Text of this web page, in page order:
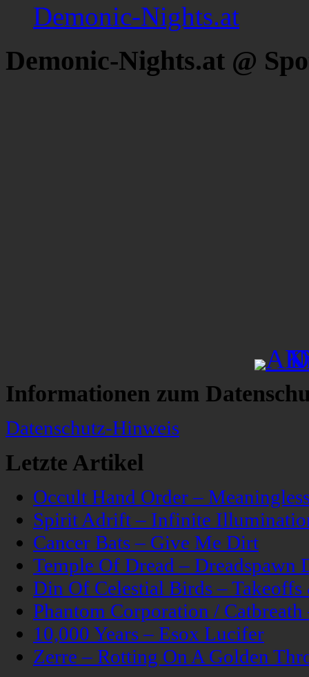
Demonic-Nights.at
Demonic-Nights.at @
Informationen zum
Datenschutz-Hinweis
Letzte Artikel
Occult Hand Order –
Spirit Adrift – Infinite
Cancer Bats – Give Me Dirt
Temple Of Dread – Dreadspawn
Din Of Celestial Birds –
Phantom Corporation /
10,000 Years – Esox Lucifer
Zerre – Rotting On A Golden